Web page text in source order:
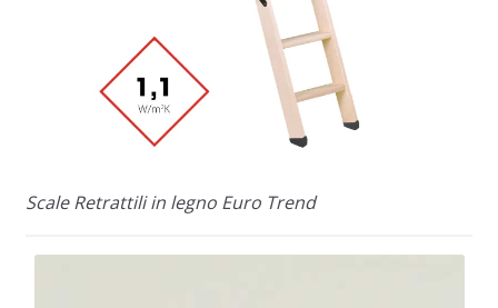
Scale Retrattili in legno Euro Trend